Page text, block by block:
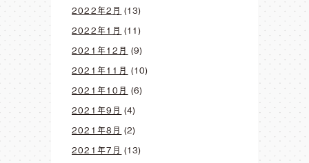
2022年2月 (13)
2022年1月 (11)
2021年12月 (9)
2021年11月 (10)
2021年10月 (6)
2021年9月 (4)
2021年8月 (2)
2021年7月 (13)